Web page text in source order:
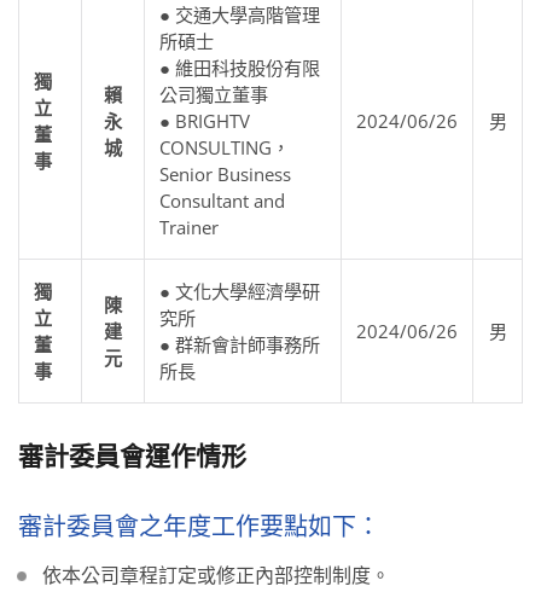
獨
立
董
事
賴
永
城
● 交通大學高階管理
所碩士
● 維田科技股份有限
公司獨立董事
● BRIGHTV
CONSULTING，
Senior Business
Consultant and
Trainer
2024/06/26 男
獨
立
董
事
陳
建
元
● 文化大學經濟學研
究所
● 群新會計師事務所
所長
2024/06/26 男
審計委員會運作情形
審計委員會之年度工作要點如下：
依本公司章程訂定或修正內部控制制度。